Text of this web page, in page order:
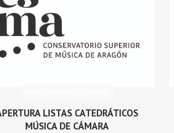
LISTAS CATEDRÁTICOS
MÚSICA DE CÁMARA